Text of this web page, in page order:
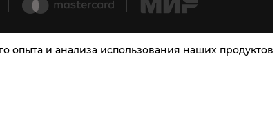
опыта и анализа использования наших продуктов